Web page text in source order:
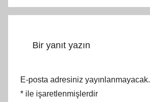
Bir yanıt yazın
E-posta adresiniz yayınlanmayacak.
* ile işaretlenmişlerdir